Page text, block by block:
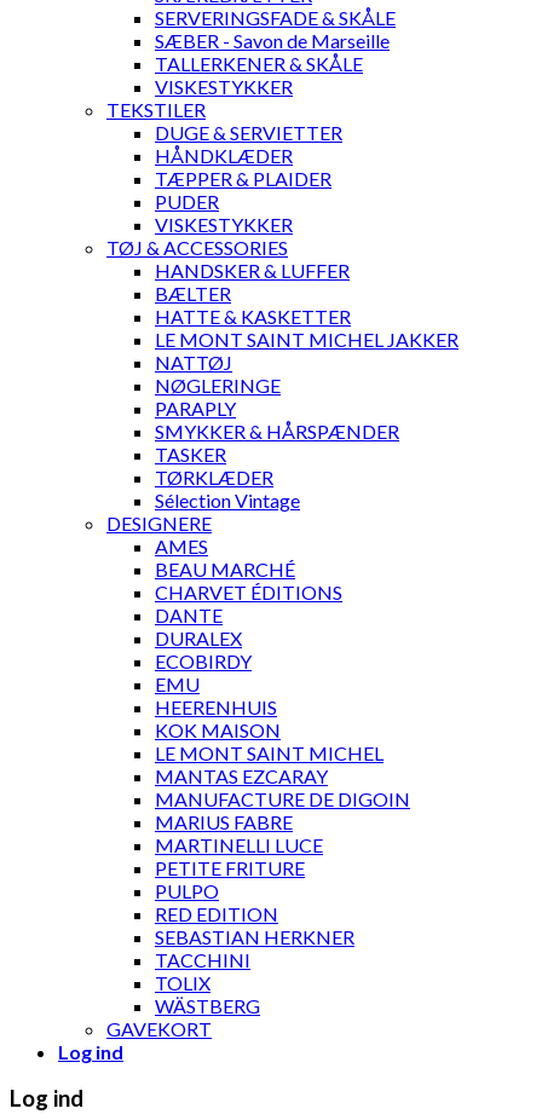
SERVERINGSFADE & SKÅLE
SÆBER - Savon de Marseille
TALLERKENER & SKÅLE
VISKESTYKKER
TEKSTILER
DUGE & SERVIETTER
HÅNDKLÆDER
TÆPPER & PLAIDER
PUDER
VISKESTYKKER
TØJ & ACCESSORIES
HANDSKER & LUFFER
BÆLTER
HATTE & KASKETTER
LE MONT SAINT MICHEL JAKKER
NATTØJ
NØGLERINGE
PARAPLY
SMYKKER & HÅRSPÆNDER
TASKER
TØRKLÆDER
Sélection Vintage
DESIGNERE
AMES
BEAU MARCHÉ
CHARVET ÉDITIONS
DANTE
DURALEX
ECOBIRDY
EMU
HEERENHUIS
KOK MAISON
LE MONT SAINT MICHEL
MANTAS EZCARAY
MANUFACTURE DE DIGOIN
MARIUS FABRE
MARTINELLI LUCE
PETITE FRITURE
PULPO
RED EDITION
SEBASTIAN HERKNER
TACCHINI
TOLIX
WÄSTBERG
GAVEKORT
Log ind
Log ind